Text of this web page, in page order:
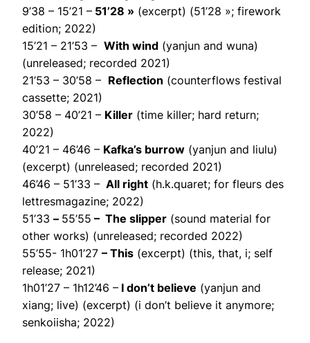
9’38 – 15’21 – 51’28 » (excerpt) (51’28 »; firework
edition; 2022)
15’21 – 21’53 – With wind (yanjun and wuna)
(unreleased; recorded 2021)
21’53 – 30’58 – Reflection (counterflows festival
cassette; 2021)
30’58 – 40’21 – Killer (time killer; hard return;
2022)
40’21 – 46’46 – Kafka’s burrow (yanjun and liulu)
(excerpt) (unreleased; recorded 2021)
46’46 – 51’33 – All right (h.k.quaret; for fleurs des
lettresmagazine; 2022)
51’33 – 55’55 – The slipper (sound material for
other works) (unreleased; recorded 2022)
55’55- 1h01’27 – This (excerpt) (this, that, i; self
release; 2021)
1h01’27 – 1h12’46 – I don’t believe (yanjun and
xiang; live) (excerpt) (i don’t believe it anymore;
senkoiisha; 2022)